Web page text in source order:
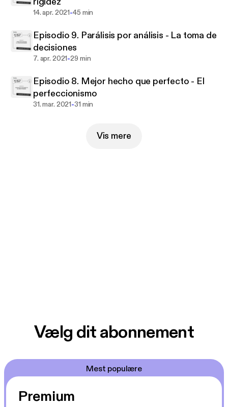
estrés hoy mismo.
14. apr. 2021-45 min
Episodio 9. Parálisis por análisis - La toma de
decisiones
7. apr. 2021-29 min
Episodio 8. Mejor hecho que perfecto - El
perfeccionismo
31. mar. 2021-31 min
Vis mere
Vælg dit abonnement
Mest populære
Premium